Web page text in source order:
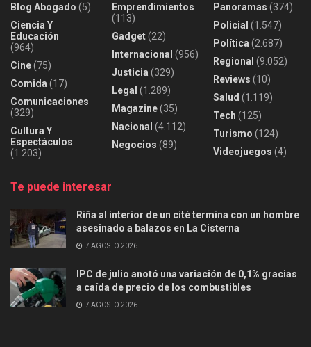
Blog Abogado (5)
Ciencia Y
Educación
(964)
Cine(75)
Comida (17)
Comunicaciones
(329)
Cultura Y
Espectáculos
(1.203)
Emprendimientos
(113)
Gadget(22)
Internacional (956)
Justicia (329)
Legal (1.289)
Magazine(35)
Nacional (4.112)
Negocios (89)
Panoramas (374)
Policial (1.547)
Política (2.687)
Regional (9.052)
Reviews (10)
Salud (1.119)
Tech (125)
Turismo (124)
Videojuegos (4)
Te puede interesar
Riña al interior de un cité termina con un hombre
asesinado a balazos en La Cisterna
7 AGOSTO 2026
IPC de julio anotó una variación de 0,1% gracias
a caída de precio de los combustibles
7 AGOSTO 2026